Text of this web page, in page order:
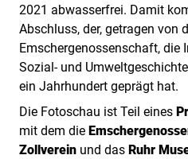
2021 abwasserfrei. Damit
Abschluss, der, getragen von
Emschergenossenschaft, die
Sozial- und
ein Jahrhundert geprägt hat.
Die Fotoschau ist Teil eines
mit dem die
Zollverein und das Ruhr